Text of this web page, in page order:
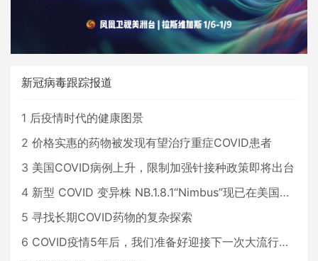
新冠病毒跟踪报道
1 后疫情时代的健康图景
2 价格实惠的药物被发现有望治疗重症COVID患者
3 美国COVID病例上升，限制加强针接种政策即将出台
4 新型 COVID 变异株 NB.1.8.1“Nimbus”现已在美国占据主导地位
5 寻找长期COVID药物的复杂探索
6 COVID疫情5年后，我们准备好迎接下一次大流行了吗？